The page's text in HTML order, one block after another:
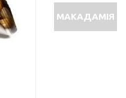
МАКАДАМІЯ